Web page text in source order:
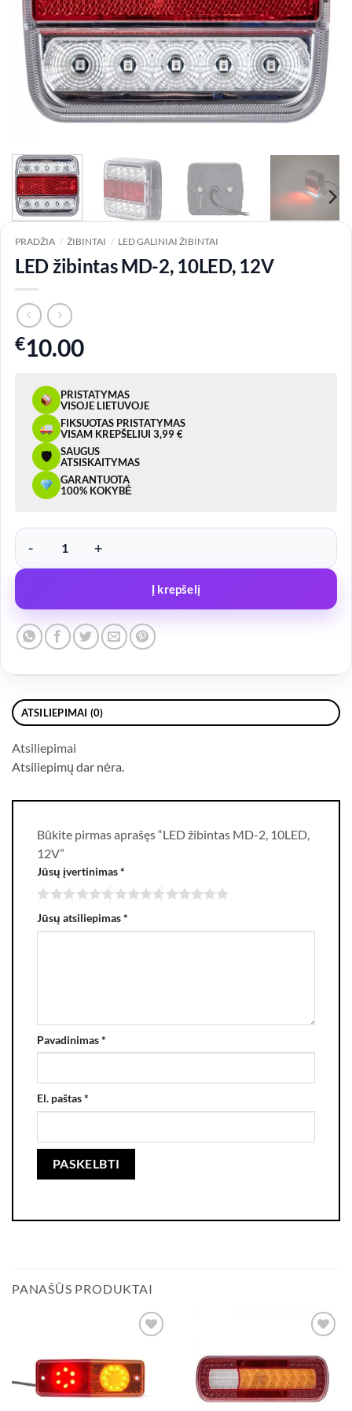
PRADŽIA / ŽIBINTAI / LED GALINIAI ŽIBINTAI
LED žibintas MD-2, 10LED, 12V
€10.00
PRISTATYMAS
VISOJE LIETUVOJE
FIKSUOTAS PRISTATYMAS
VISAM KREPŠELIUI 3,99 €
🛡
SAUGUS
ATSISKAITYMAS
GARANTUOTA
100% KOKYBĖ
produkto kiekis: LED žibintas MD-2, 10LED, 12V
Į krepšelį
ATSILIEPIMAI (0)
Atsiliepimai
Atsiliepimų dar nėra.
Būkite pirmas aprašęs “LED žibintas MD-2, 10LED,
12V”
Jūsų įvertinimas*
Jūsų atsiliepimas*
Pavadinimas*
El. paštas*
PANAŠŪS PRODUKTAI
wishlist
wishlist